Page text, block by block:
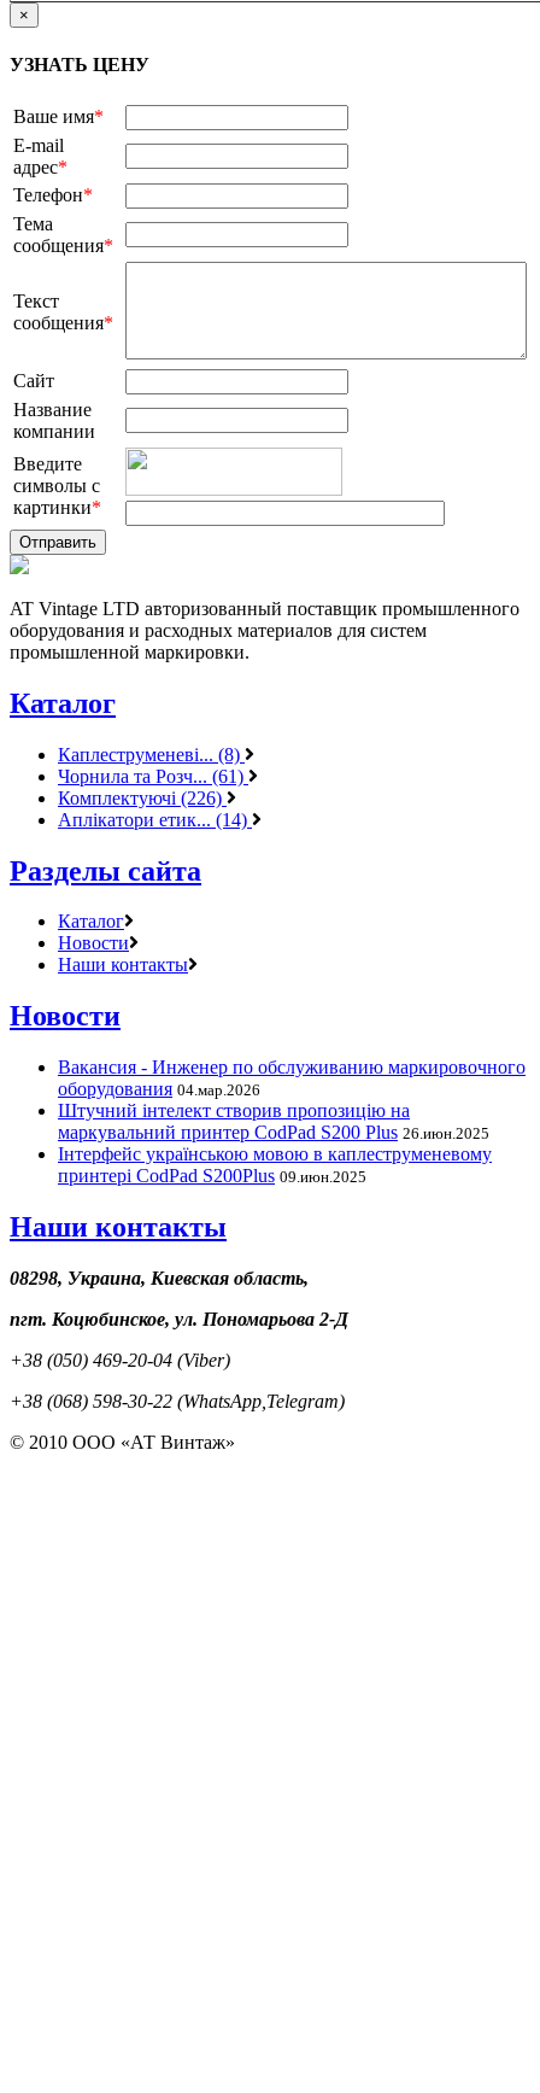
×
УЗНАТЬ ЦЕНУ
Ваше имя*
E-mail
адрес*
Телефон*
Тема
сообщения*
Текст
сообщения*
Сайт
Название
компании
Введите
символы с
картинки*
AT Vintage LTD авторизованный поставщик промышленного
оборудования и расходных материалов для систем
промышленной маркировки.
Каталог
Каплеструменеві... (8)
Чорнила та Розч... (61)
Комплектуючі (226)
Аплікатори етик... (14)
Разделы сайта
Каталог
Новости
Наши контакты
Новости
Вакансия - Инженер по обслуживанию маркировочного
оборудования 04.мар.2026
Штучний інтелект створив пропозицію на
маркувальний принтер CodPad S200 Plus 26.июн.2025
Інтерфейс українською мовою в каплеструменевому
принтері CodPad S200Plus 09.июн.2025
Наши контакты
08298, Украина, Киевская область,
пгт. Коцюбинское, ул. Пономарьова 2-Д
+38 (050) 469-20-04 (Viber)
+38 (068) 598-30-22 (WhatsApp,Telegram)
© 2010 ООО «АТ Винтаж»